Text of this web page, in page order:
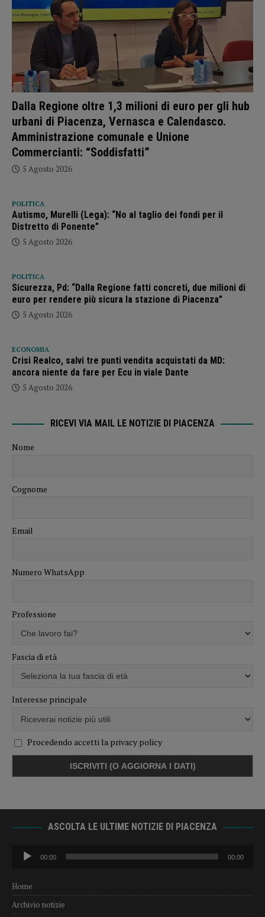
Dalla Regione oltre 1,3 milioni di euro per gli hub
urbani di Piacenza, Vernasca e Calendasco.
Amministrazione comunale e Unione
Commercianti: “Soddisfatti”
5 Agosto 2026
POLITICA
Autismo, Murelli (Lega): “No al taglio dei fondi per il
Distretto di Ponente”
5 Agosto 2026
POLITICA
Sicurezza, Pd: “Dalla Regione fatti concreti, due milioni di
euro per rendere più sicura la stazione di Piacenza”
5 Agosto 2026
ECONOMIA
Crisi Realco, salvi tre punti vendita acquistati da MD:
ancora niente da fare per Ecu in viale Dante
5 Agosto 2026
RICEVI VIA MAIL LE NOTIZIE DI PIACENZA
Nome
Cognome
Email
Numero WhatsApp
Professione
Fascia di età
Interesse principale
Procedendo accetti la privacy policy
ASCOLTA LE ULTIME NOTIZIE DI PIACENZA
Audio
Player
00:00 00:00
Home
Archivio notizie